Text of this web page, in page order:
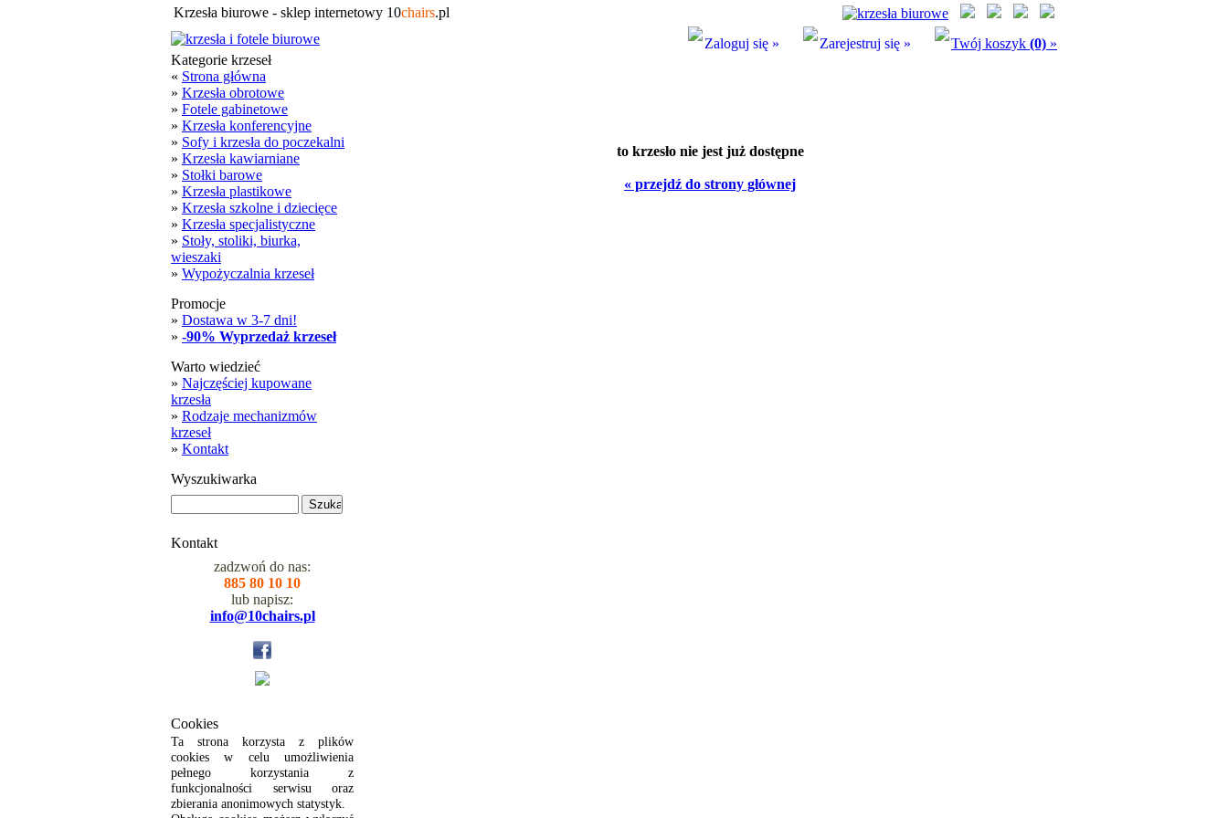
Krzesła biurowe - sklep internetowy 10chairs.pl
Zaloguj się »
Zarejestruj się » Twój koszyk (0) »
Kategorie krzeseł
« Strona główna
» Krzesła obrotowe
» Fotele gabinetowe
» Krzesła konferencyjne
» Sofy i krzesła do poczekalni
» Krzesła kawiarniane
» Stołki barowe
» Krzesła plastikowe
» Krzesła szkolne i dziecięce
» Krzesła specjalistyczne
» Stoły, stoliki, biurka,
wieszaki
» Wypożyczalnia krzeseł
Promocje
» Dostawa w 3-7 dni!
» -90% Wyprzedaż krzeseł
Warto wiedzieć
» Najczęściej kupowane
krzesła
» Rodzaje mechanizmów
krzeseł
» Kontakt
Wyszukiwarka
Kontakt
zadzwoń do nas:
885 80 10 10
lub napisz:
info@10chairs.pl
Cookies
Ta strona korzysta z plików
cookies w celu umożliwienia
pełnego korzystania z
funkcjonalności serwisu oraz
zbierania anonimowych statystyk.
to krzesło nie jest już dostępne
« przejdź do strony głównej